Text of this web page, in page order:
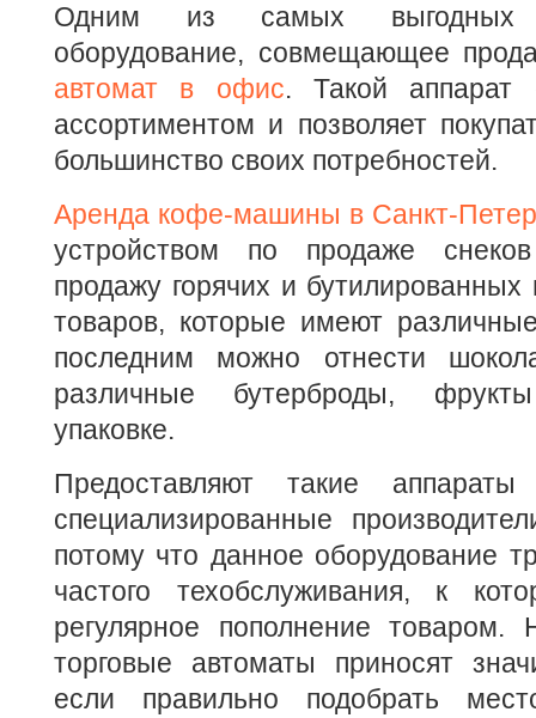
Одним из самых выгодных
оборудование, совмещающее
автомат в офис. Такой аппарат
ассортиментом и позволяет
большинство своих потребностей.
Аренда кофе-машины в Санкт-
устройством по продаже
продажу горячих и бутилированных
товаров, которые имеют
последним можно отнести
различные бутерброды,
упаковке.
Предоставляют такие
специализированные
потому что данное оборудование
частого техобслуживания, к
регулярное пополнение
торговые автоматы приносят
если правильно подобрать